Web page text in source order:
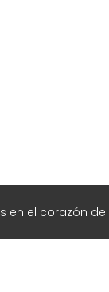
en el corazón